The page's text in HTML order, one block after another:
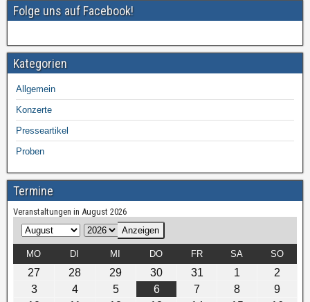
Folge uns auf Facebook!
Kategorien
Allgemein
Konzerte
Presseartikel
Proben
Termine
Veranstaltungen in August 2026
M
n
J
h
MO DI MI DO FR SA SO
27 28 29 30 31 1
2
3
4 5 6 7 8
9